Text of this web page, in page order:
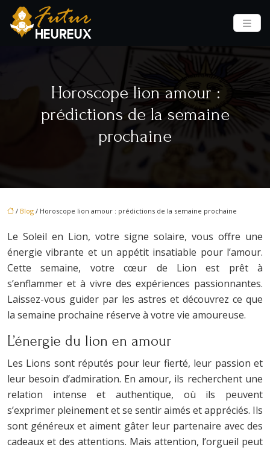
Horoscope lion amour :
prédictions de la semaine
prochaine
/ Blog / Horoscope lion amour : prédictions de la semaine prochaine
Le Soleil en Lion, votre signe solaire, vous offre une
énergie vibrante et un appétit insatiable pour l’amour.
Cette semaine, votre cœur de Lion est prêt à
s’enflammer et à vivre des expériences passionnantes.
Laissez-vous guider par les astres et découvrez ce que
la semaine prochaine réserve à votre vie amoureuse.
L’énergie du lion en amour
Les Lions sont réputés pour leur fierté, leur passion et
leur besoin d’admiration. En amour, ils recherchent une
relation intense et authentique, où ils peuvent
s’exprimer pleinement et se sentir aimés et appréciés. Ils
sont généreux et aiment gâter leur partenaire avec des
cadeaux et des attentions. Mais attention, l’orgueil peut